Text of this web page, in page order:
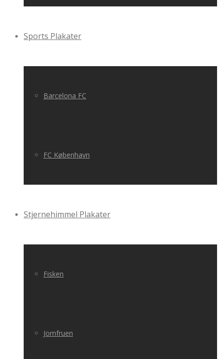
Sports Plakater
Barcelona FC
FC København
Stjernehimmel Plakater
Fisken
Jomfruen